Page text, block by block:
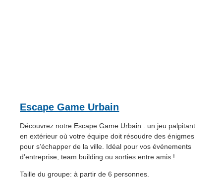
Escape Game Urbain
Découvrez notre Escape Game Urbain : un jeu palpitant
en extérieur où votre équipe doit résoudre des énigmes
pour s’échapper de la ville. Idéal pour vos événements
d’entreprise, team building ou sorties entre amis !
Taille du groupe: à partir de 6 personnes.